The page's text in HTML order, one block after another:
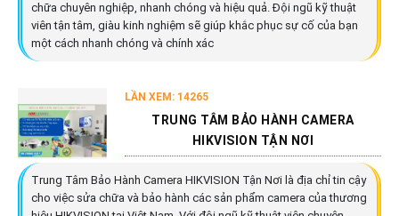
chữa chuyên nghiệp, nhanh chóng và hiệu quả. Đội ngũ kỹ thuật
viên tận tâm, giàu kinh nghiệm sẽ giúp khắc phục sự cố của bạn
một cách nhanh chóng và chính xác
LẦN XEM: 14265
TRUNG TÂM BẢO HÀNH CAMERA
HIKVISION TẬN NƠI
Trung Tâm Bảo Hành Camera HIKVISION Tận Nơi là địa chỉ tin cậy
cho việc sửa chữa và bảo hành các sản phẩm camera của thương